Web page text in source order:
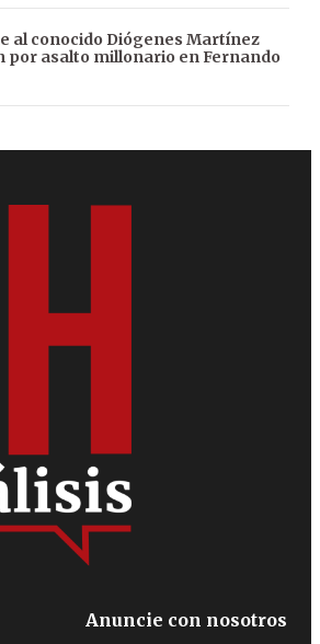
al conocido Diógenes Martínez
por asalto millonario en Fernando
Anuncie con nosotros